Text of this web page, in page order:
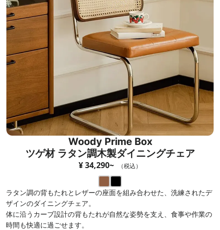
Woody Prime Box
ツゲ材 ラタン調木製ダイニングチェア
¥ 34,290~ （税込）
ラタン調の背もたれとレザーの座面を組み合わせた、洗練されたデ
ザインのダイニングチェア。
体に沿うカーブ設計の背もたれが自然な姿勢を支え、食事や作業の
時間も快適に過ごせます。